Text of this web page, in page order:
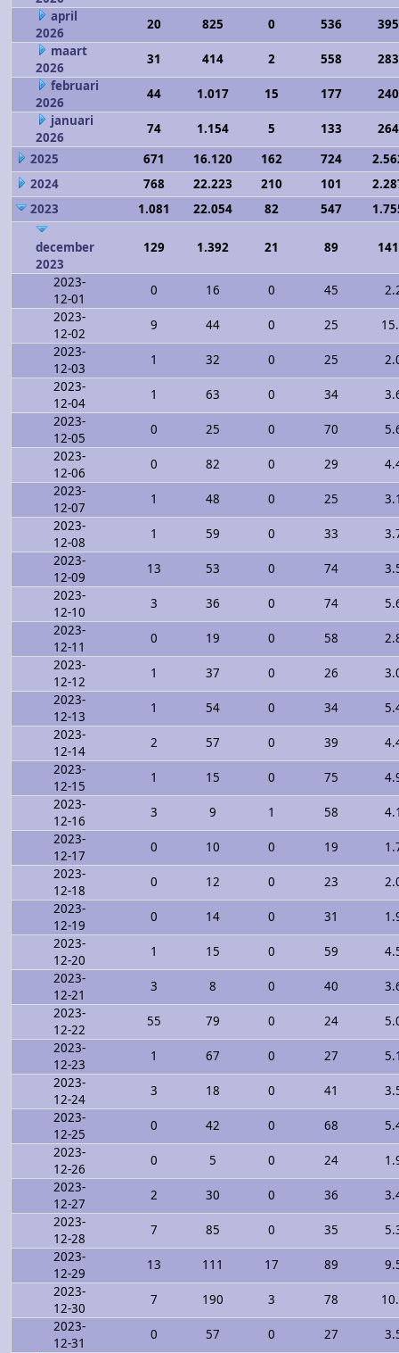
april
2026
20 825 0 536
maart
2026
31 414 2 558
februari
2026
44 1.017 15 177
januari
2026
74 1.154 5 133
2025
671 16.120 162 724
2024
768 22.223 210 101
2023
1.081 22.054 82 547
december
2023
129 1.392 21 89
2023-
12-01
0 16 0 45
2023-
12-02
9 44 0 25
2023-
12-03
1 32 0 25
2023-
12-04
1 63 0 34
2023-
12-05
0 25 0 70
2023-
12-06
0 82 0 29
2023-
12-07
1 48 0 25
2023-
12-08
1 59 0 33
2023-
12-09
13 53 0 74
2023-
12-10
3 36 0 74
2023-
12-11
0 19 0 58
2023-
12-12
1 37 0 26
2023-
12-13
1 54 0 34
2023-
12-14
2 57 0 39
2023-
12-15
1 15 0 75
2023-
12-16
3 9 1 58
2023-
12-17
0 10 0 19
2023-
12-18
0 12 0 23
2023-
12-19
0 14 0 31
2023-
12-20
1 15 0 59
2023-
12-21
3 8 0 40
2023-
12-22
55 79 0 24
2023-
12-23
1 67 0 27
2023-
12-24
3 18 0 41
2023-
12-25
0 42 0 68
2023-
12-26
0 5 0 24
2023-
12-27
2 30 0 36
2023-
12-28
7 85 0 35
2023-
12-29
13 111 17 89
2023-
12-30
7 190 3 78
2023-
12-31
0 57 0 27